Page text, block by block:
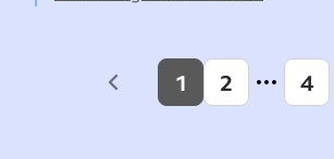
Previous
1 2 4